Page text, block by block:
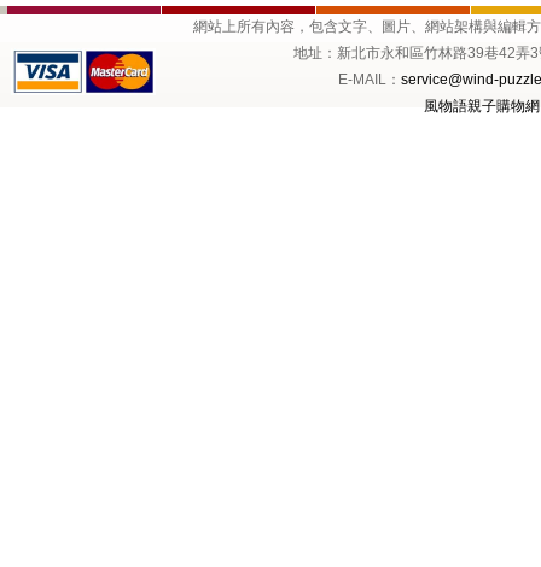
網站上所有內容，包含文字、圖片、網站架構與編輯
地址：新北市永和區竹林路39巷
E-MAIL： service@wind-
風物語親子購物網